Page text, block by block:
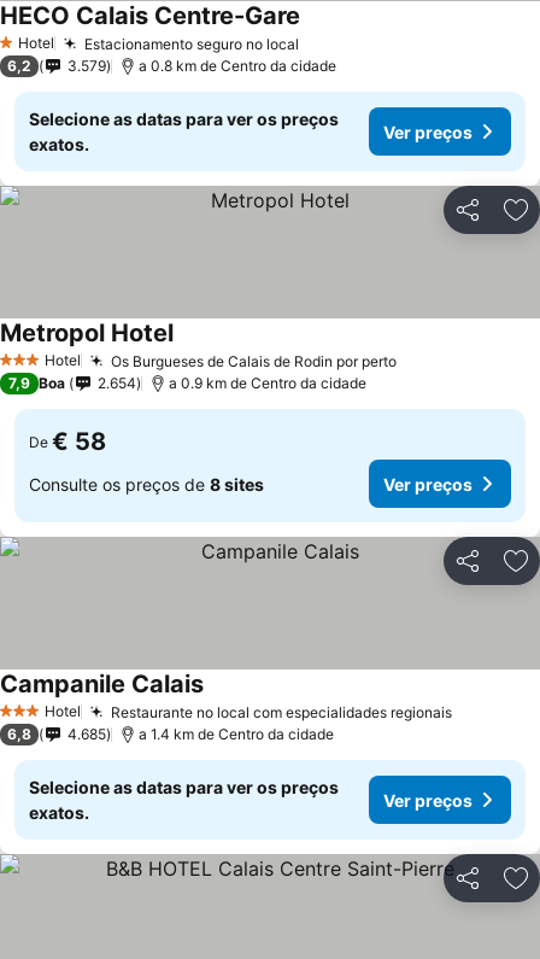
1 Estrelas
Hotel Estacionamento seguro no local
HECO Calais Centre-Gare
6,2 3.579 a 0.8 km de Centro da cidade
Selecione as datas para ver os preços
exatos.
Ver preços
Partilhar
3 EstrelasHotel Os Burgueses de Calais de Rodin por perto
Metropol Hotel
7,9 Boa 2.654 a 0.9 km de Centro da cidade
De € 58
Consulte os preços de 8 sites Ver preços
Partilhar
3 EstrelasHotel Restaurante no local com especialidades regionais
Campanile Calais
6,8 4.685 a 1.4 km de Centro da cidade
Selecione as datas para ver os preços
exatos.
Ver preços
Partilhar